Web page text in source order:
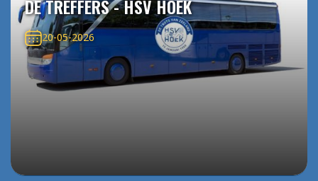
DE TREFFERS - HSV HOEK
20-05-2026